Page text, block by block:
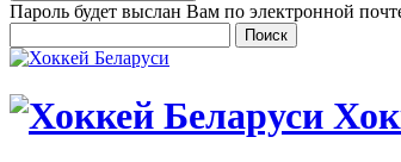
Пароль будет выслан Вам по электронной